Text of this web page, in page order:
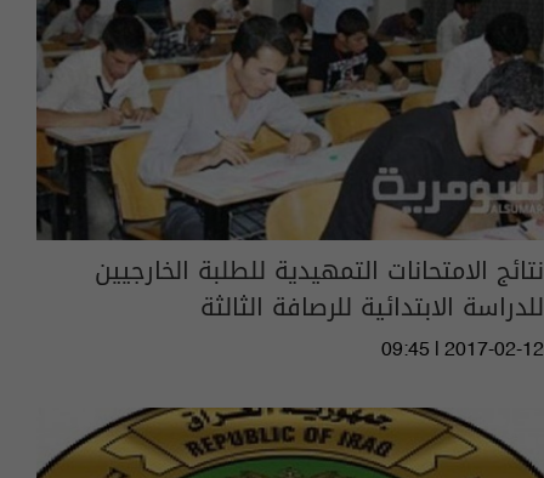
نتائج الامتحانات التمهيدية للطلبة الخارجيين
للدراسة الابتدائية للرصافة الثالثة
09:45 | 2017-02-12